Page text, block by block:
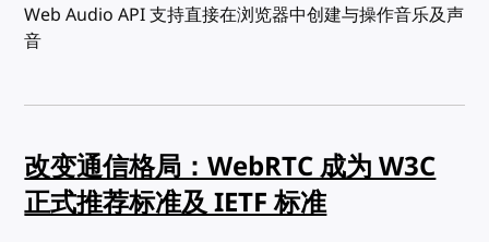
Web Audio API 支持直接在浏览器中创建与操作音乐及声
音
改变通信格局：WebRTC 成为 W3C
正式推荐标准及 IETF 标准